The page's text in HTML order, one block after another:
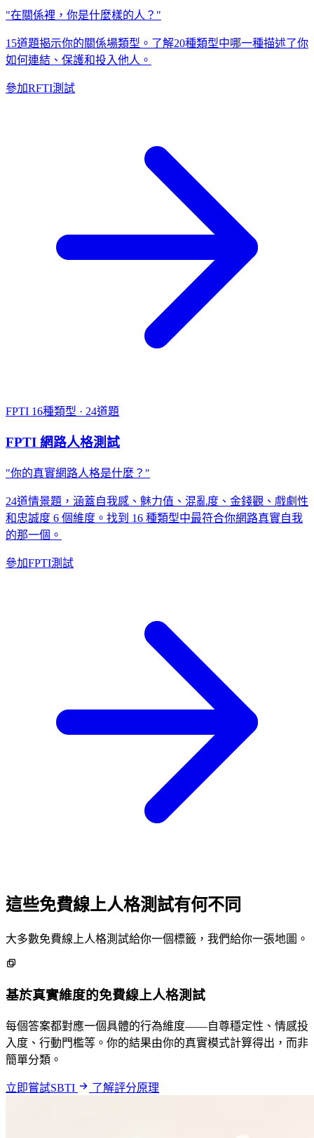
"在關係裡，你是什麼樣的人？"
15道題揭示你的關係場類型。了解20種類型中哪一種描述了你
如何連結、保護和投入他人。
參加RFTI測試
FPTI 16種類型 · 24道題
FPTI 網路人格測試
"你的真實網路人格是什麼？"
24道情景題，涵蓋自我感、魅力值、混亂度、金錢觀、戲劇性
和忠誠度 6 個維度。找到 16 種類型中最符合你網路真實自我
的那一個。
參加FPTI測試
這些免費線上人格測試有何不同
大多數免費線上人格測試給你一個標籤，我們給你一張地圖。
基於真實維度的免費線上人格測試
每個答案都對應一個具體的行為維度——自尊穩定性、情感投
入度、行動門檻等。你的結果由你的真實模式計算得出，而非
簡單分類。
立即嘗試SBTI 了解評分原理